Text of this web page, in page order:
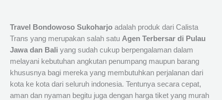
Travel Bondowoso Sukoharjo adalah produk dari Calista
Trans yang merupakan salah satu Agen Terbersar di Pulau
Jawa dan Bali yang sudah cukup berpengalaman dalam
melayani kebutuhan angkutan penumpang maupun barang
khususnya bagi mereka yang membutuhkan perjalanan dari
kota ke kota dari seluruh indonesia. Tentunya secara cepat,
aman dan nyaman begitu juga dengan harga tiket yang murah